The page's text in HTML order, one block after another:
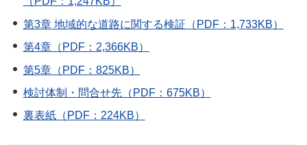
第3章 地域的な道路に関する検証（PDF：1,733KB）
第4章（PDF：2,366KB）
第5章（PDF：825KB）
検討体制・問合せ先（PDF：675KB）
裏表紙（PDF：224KB）